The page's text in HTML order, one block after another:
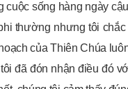
cuộc sống hàng ngày
thường nhưng tôi
của Thiên Chúa
đã đón nhận điều đó